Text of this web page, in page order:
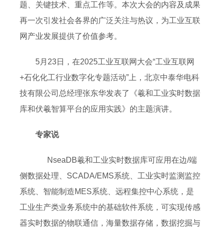
题、关键技术、重点工作等。本次大会的内容及成果
再一次引发社会各界的广泛关注与热议，为工业互联
网产业发展提供了价值参考。
5月23日，在2025工业互联网大会“工业互联网
+石化化工行业数字化专题活动”上，北京中泰华电科
技有限公司总经理张东华发表了《羲和工业实时数据
库和伏羲智算平台的应用实践》的主题演讲。
专家说
NseaDB羲和工业实时数据库可应用在边/端
侧数据处理、SCADA/EMS系统、工业实时监测监控
系统、智能制造MES系统、远程集控中心系统，是
工业生产类业务系统中的基础软件系统，可实现传感
器实时数据的物联通信，海量数据存储，数据挖掘与